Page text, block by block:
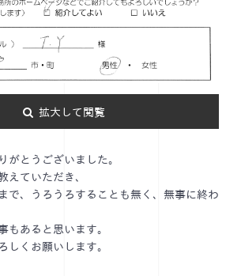
拡大して閲覧
がとうございました。
えていただき、
で、うろうろすることも無く、無事に終わ
もあると思います。
しくお願いします。